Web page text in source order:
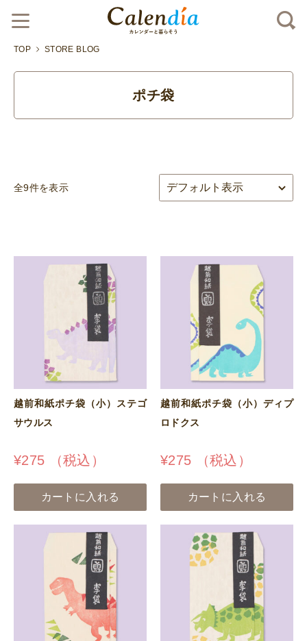
TOP STORE BLOG
ポチ袋
全9件を表示
越前和紙ポチ袋（小）ステゴ
サウルス
¥275 （税込）
カートに入れる
越前和紙ポチ袋（小）ディプ
ロドクス
¥275 （税込）
カートに入れる